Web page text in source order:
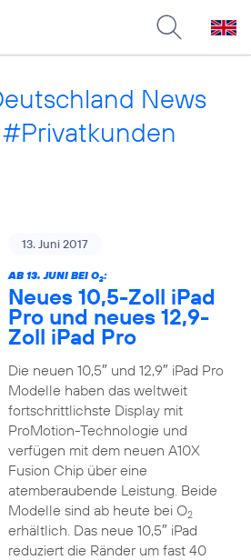
News
13. Juni 2017
AB 13. JUNI BEI O2:
Neues 10,5-Zoll iPad
Pro und neues 12,9-
Zoll iPad Pro
Die neuen 10,5″ und 12,9″ iPad Pro
Modelle haben das weltweit
fortschrittlichste Display mit
ProMotion-Technologie und
verfügen mit dem neuen A10X
Fusion Chip über eine
atemberaubende Leistung. Beide
Modelle sind ab heute bei O2
erhältlich. Das neue 10,5″ iPad
reduziert die Ränder um fast 40